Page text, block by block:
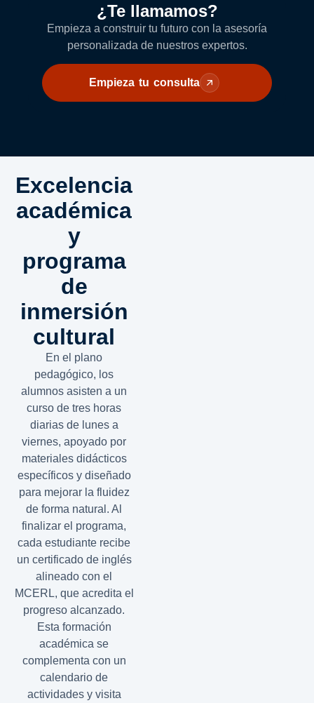
¿Te llamamos?
Empieza a construir tu futuro con la asesoría
personalizada de nuestros expertos.
Empieza tu consulta
Excelencia
académica
y
programa
de
inmersión
cultural
En el plano
pedagógico, los
alumnos asisten a un
curso de tres horas
diarias de lunes a
viernes, apoyado por
materiales didácticos
específicos y diseñado
para mejorar la fluidez
de forma natural. Al
finalizar el programa,
cada estudiante recibe
un certificado de inglés
alineado con el
MCERL, que acredita el
progreso alcanzado.
Esta formación
académica se
complementa con un
calendario de
actividades y visita